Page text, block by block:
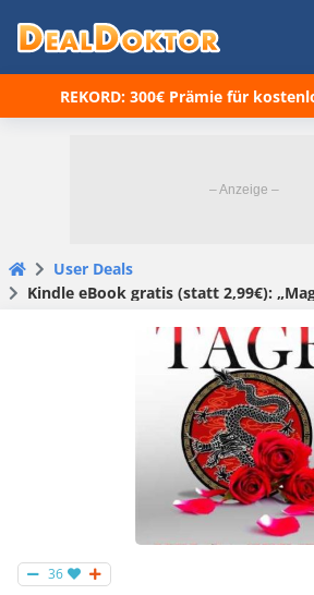
REKORD: 300€ Prämie für
User Deals
Kindle eBook gratis (statt 2,99€): „Magische
36